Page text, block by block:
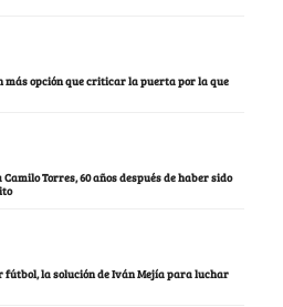
más opción que criticar la puerta por la que
Torres, 60 años después de haber sido
la solución de Iván Mejía para luchar